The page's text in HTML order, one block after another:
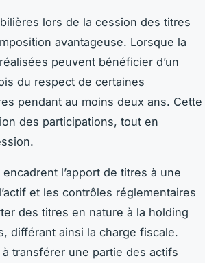
lors de la cession des titres
avantageuse. Lorsque la
peuvent bénéficier d’un
du respect de certaines
pendant au moins deux ans. Cette
des participations, tout en
l’apport de titres à une
et les contrôles réglementaires
des titres en nature à la holding
différant ainsi la charge fiscale.
à transférer une partie des actifs